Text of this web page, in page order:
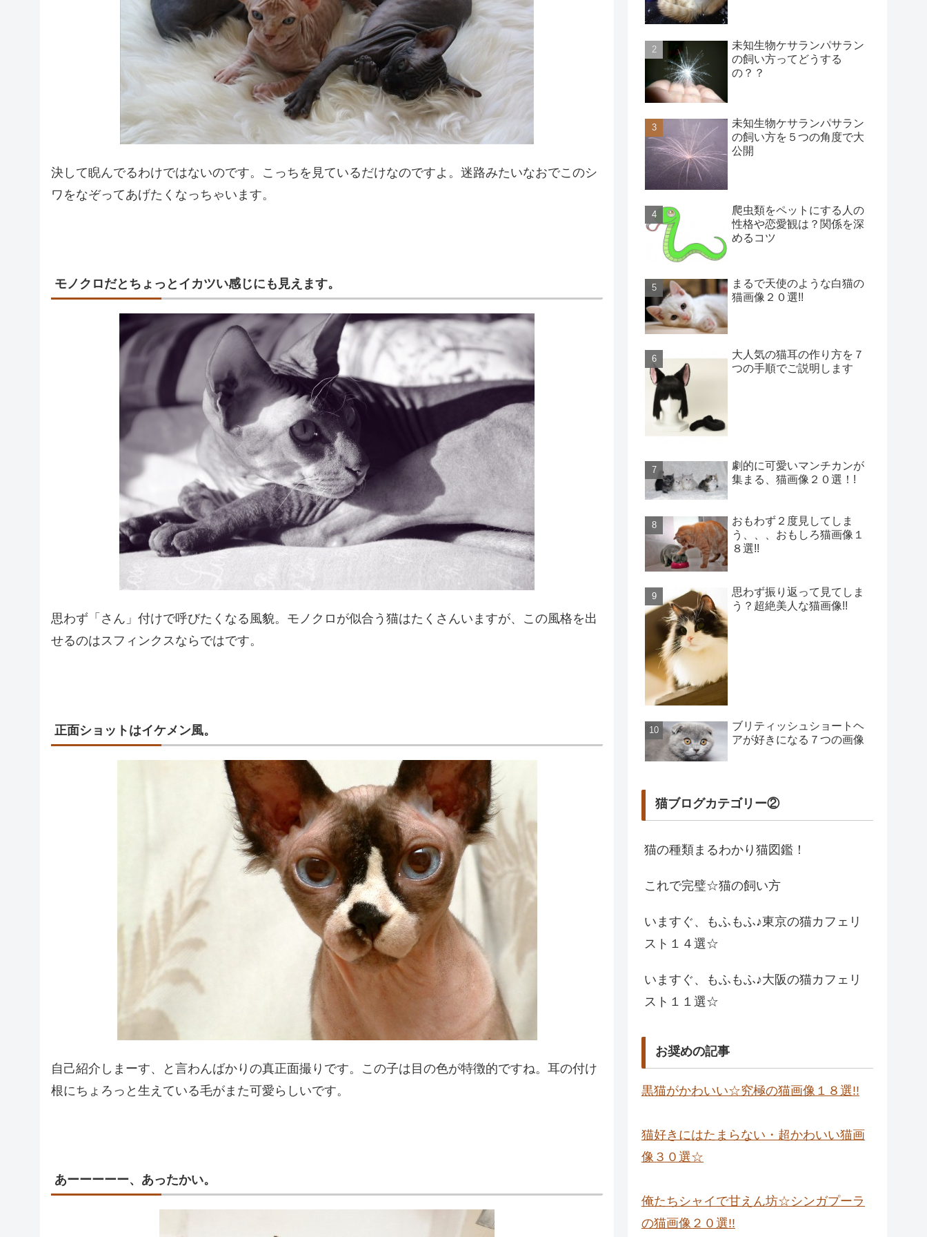
決して睨んでるわけではないのです。こっちを見ているだけなのですよ。迷路みたいなおでこのシ
ワをなぞってあげたくなっちゃいます。
モノクロだとちょっとイカツい感じにも見えます。
思わず「さん」付けで呼びたくなる風貌。モノクロが似合う猫はたくさんいますが、この風格を出
せるのはスフィンクスならではです。
正面ショットはイケメン風。
自己紹介しまーす、と言わんばかりの真正面撮りです。この子は目の色が特徴的ですね。耳の付け
根にちょろっと生えている毛がまた可愛らしいです。
あーーーーー、あったかい。
未知生物ケサランパサラン
の飼い方ってどうする
の？？
未知生物ケサランパサラン
の飼い方を５つの角度で大
公開
爬虫類をペットにする人の
性格や恋愛観は？関係を深
めるコツ
まるで天使のような白猫の
猫画像２０選!!
大人気の猫耳の作り方を７
つの手順でご説明します
劇的に可愛いマンチカンが
集まる、猫画像２０選！!
おもわず２度見してしま
う、、、おもしろ猫画像１
８選!!
思わず振り返って見てしま
う？超絶美人な猫画像!!
ブリティッシュショートヘ
アが好きになる７つの画像
猫ブログカテゴリー②
猫の種類まるわかり猫図鑑！
これで完璧☆猫の飼い方
いますぐ、もふもふ♪東京の猫カフェリ
スト１４選☆
いますぐ、もふもふ♪大阪の猫カフェリ
スト１１選☆
お奨めの記事
黒猫がかわいい☆究極の猫画像１８選!!
猫好きにはたまらない・超かわいい猫画
像３０選☆
俺たちシャイで甘えん坊☆シンガプーラ
の猫画像２０選!!